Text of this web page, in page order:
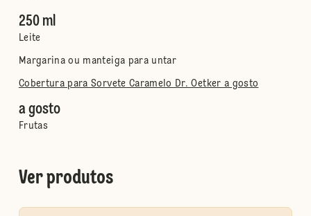
250 ml
Leite
Margarina ou manteiga para untar
Cobertura para Sorvete Caramelo Dr. Oetker a gosto
a gosto
Frutas
Ver produtos